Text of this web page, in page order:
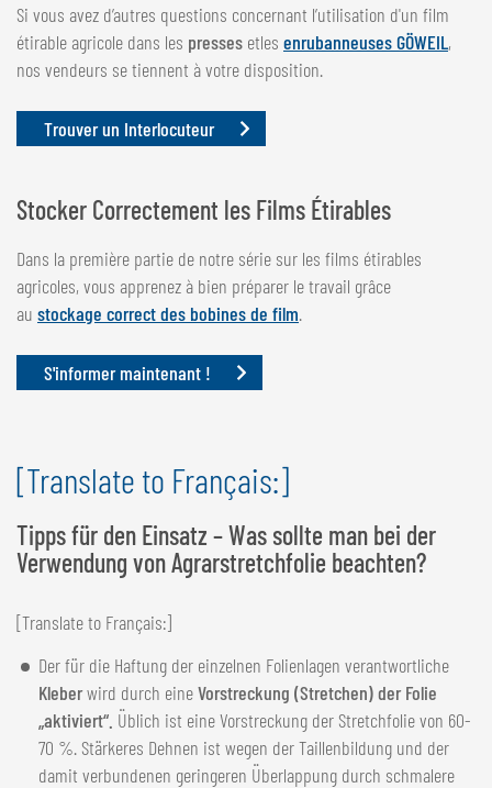
Si vous avez d’autres questions concernant l’utilisation d'un film
étirable agricole dans les presses etles enrubanneuses GÖWEIL,
nos vendeurs se tiennent à votre disposition.
Trouver un Interlocuteur
Stocker Correctement les Films Étirables
Dans la première partie de notre série sur les films étirables
agricoles, vous apprenez à bien préparer le travail grâce
au stockage correct des bobines de film.
S'informer maintenant !
[Translate to Français:]
Tipps für den Einsatz – Was sollte man bei der
Verwendung von Agrarstretchfolie beachten?
[Translate to Français:]
Der für die Haftung der einzelnen Folienlagen verantwortliche
Kleberwird durch eineVorstreckung (Stretchen) der Folie
„aktiviert“. Üblich ist eine Vorstreckung der Stretchfolie von 60-
70 %. Stärkeres Dehnen ist wegen der Taillenbildung und der
damit verbundenen geringeren Überlappung durch schmalere